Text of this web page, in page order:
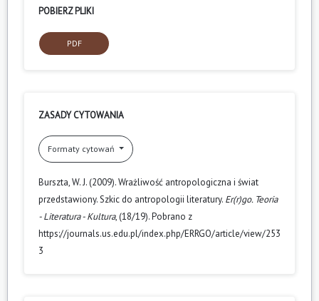
POBIERZ PLIKI
PDF
ZASADY CYTOWANIA
Formaty cytowań
Burszta, W. J. (2009). Wrażliwość antropologiczna i świat
przedstawiony. Szkic do antropologii literatury. Er(r)go. Teoria
- Literatura - Kultura, (18/19). Pobrano z
https://journals.us.edu.pl/index.php/ERRGO/article/view/253
3